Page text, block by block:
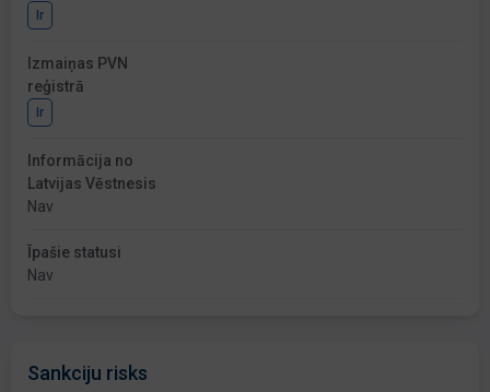
Ir
Izmaiņas PVN
reģistrā
Ir
Informācija no
Latvijas Vēstnesis
Nav
Īpašie statusi
Nav
Sankciju risks